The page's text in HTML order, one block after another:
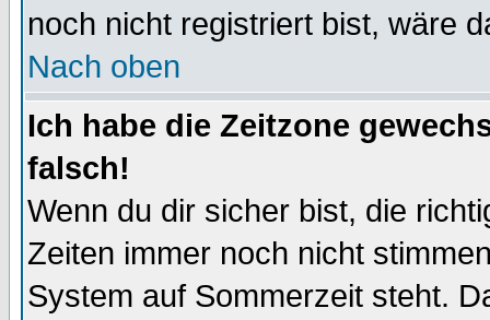
noch nicht registriert bist, wäre
Nach oben
Ich habe die Zeitzone
falsch!
Wenn du dir sicher bist, die
Zeiten immer noch nicht
System auf Sommerzeit steht.